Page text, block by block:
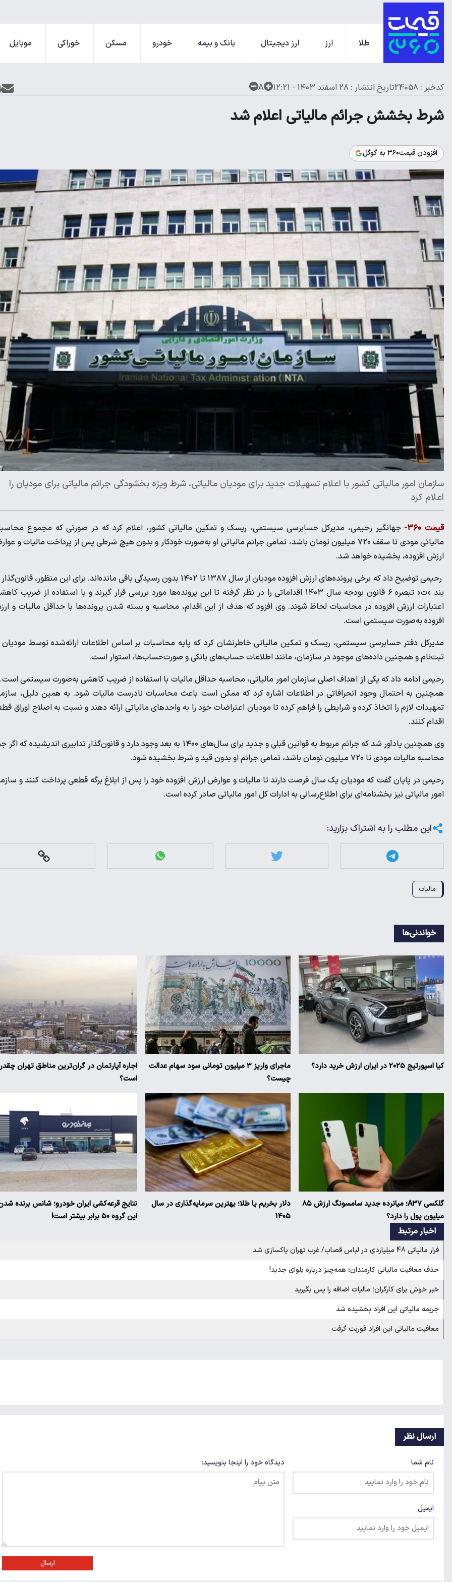
طلا ارز ارز دیجیتال بانک و بیمه خودرو مسکن خوراکی موبایل
کدخبر : 24058 تاریخ انتشار : ۲۸ اسفند ۱۴۰۳ - ۱۲:۲۱ A
شرط بخشش جرائم مالیاتی اعلام شد
افزودن قیمت۳۶۰ به گوگل
سازمان امور مالیاتی کشور با اعلام تسهیلات جدید برای مودیان مالیاتی، شرط ویژه بخشودگی جرائم مالیاتی برای مودیان را
اعلام کرد
قیمت ۳۶۰-
جهانگیر رحیمی، مدیرکل حسابرسی سیستمی، ریسک و تمکین مالیاتی کشور، اعلام کرد که در صورتی که مجموع
مالیاتی مودی تا سقف ۷۲۰ میلیون تومان باشد، تمامی جرائم مالیاتی او به‌صورت خودکار و بدون هیچ شرطی پس از پرداخت مالیات و
ارزش افزوده، بخشیده خواهد شد.
رحیمی توضیح داد که برخی پرونده‌های ارزش افزوده مودیان از سال ۱۳۸۷ تا ۱۴۰۲ بدون رسیدگی باقی مانده‌اند. برای این منظور،
بند «ت» تبصره ۶ قانون بودجه سال ۱۴۰۳ اقداماتی را در نظر گرفته تا این پرونده‌ها مورد بررسی قرار گیرند و با استفاده از ضریب
اعتبارات ارزش افزوده در محاسبات لحاظ شوند. وی افزود که هدف از این اقدام، محاسبه و بسته شدن پرونده‌ها با حداقل مالیات و
افزوده به‌صورت سیستمی است.
مدیرکل دفتر حسابرسی سیستمی، ریسک و تمکین مالیاتی خاطرنشان کرد که پایه محاسبات بر اساس اطلاعات ارائه‌شده توسط مودیان
ثبت‌نام و همچنین داده‌های موجود در سازمان، مانند اطلاعات حساب‌های بانکی و صورت‌حساب‌ها، استوار است.
رحیمی ادامه داد که یکی از اهداف اصلی سازمان امور مالیاتی، محاسبه حداقل مالیات با استفاده از ضریب کاهشی به‌صورت سیستمی است.
همچنین به احتمال وجود انحرافاتی در اطلاعات اشاره کرد که ممکن است باعث محاسبات نادرست مالیات شود. به همین دلیل،
تمهیدات لازم را اتخاذ کرده و شرایطی را فراهم کرده تا مودیان اعتراضات خود را به واحدهای مالیاتی ارائه دهند و نسبت به اصلاح اوراق
اقدام کنند.
وی همچنین یادآور شد که جرائم مربوط به قوانین قبلی و جدید برای سال‌های ۱۴۰۰ به بعد وجود دارد و قانون‌گذار تدابیری اندیشیده که
محاسبه مالیات مودی تا ۷۲۰ میلیون تومان باشد، تمامی جرائم او بدون قید و شرط بخشیده شود.
رحیمی در پایان گفت که مودیان یک سال فرصت دارند تا مالیات و عوارض ارزش افزوده خود را پس از ابلاغ برگه قطعی پرداخت کنند و
امور مالیاتی نیز بخشنامه‌ای برای اطلاع‌رسانی به ادارات کل امور مالیاتی صادر کرده است.
این مطلب را به اشتراک بزارید:
مالیات
خواندنی‌ها
کیا اسپورتیج ۲۰۲۵ در ایران ارزش خرید دارد؟
ماجرای واریز ۳ میلیون تومانی سود سهام عدالت
چیست؟
اجاره آپارتمان در گران‌ترین مناطق تهران چقدر
است؟
گلکسی A۳۷؛ میانرده جدید سامسونگ ارزش ۸۵
میلیون پول را دارد؟
دلار بخریم یا طلا؛ بهترین سرمایه‌گذاری در سال
۱۴۰۵
نتایج قرعه‌کشی ایران خودرو؛ شانس برنده
این گروه ۵۰ برابر بیشتر است!
اخبار مرتبط
فرار مالیاتی 48 میلیاردی در لباس قصاب/ غرب تهران پاکسازی شد
حذف معافیت مالیاتی کارمندان؛ همه‌چیز درباره بلوای جدید!‌
خبر خوش برای کارگران؛ مالیات اضافه را پس بگیرید
جریمه مالیاتی این افراد بخشیده شد
معافیت مالیاتی این افراد فوریت گرفت
ارسال نظر
نام شما
ایمیل
دیدگاه خود را اینجا بنویسید:
ارسال